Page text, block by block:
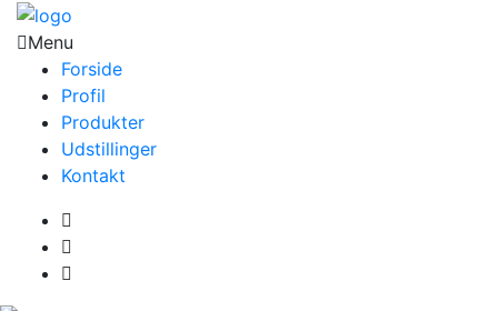
Menu
Forside
Profil
Produkter
Udstillinger
Kontakt